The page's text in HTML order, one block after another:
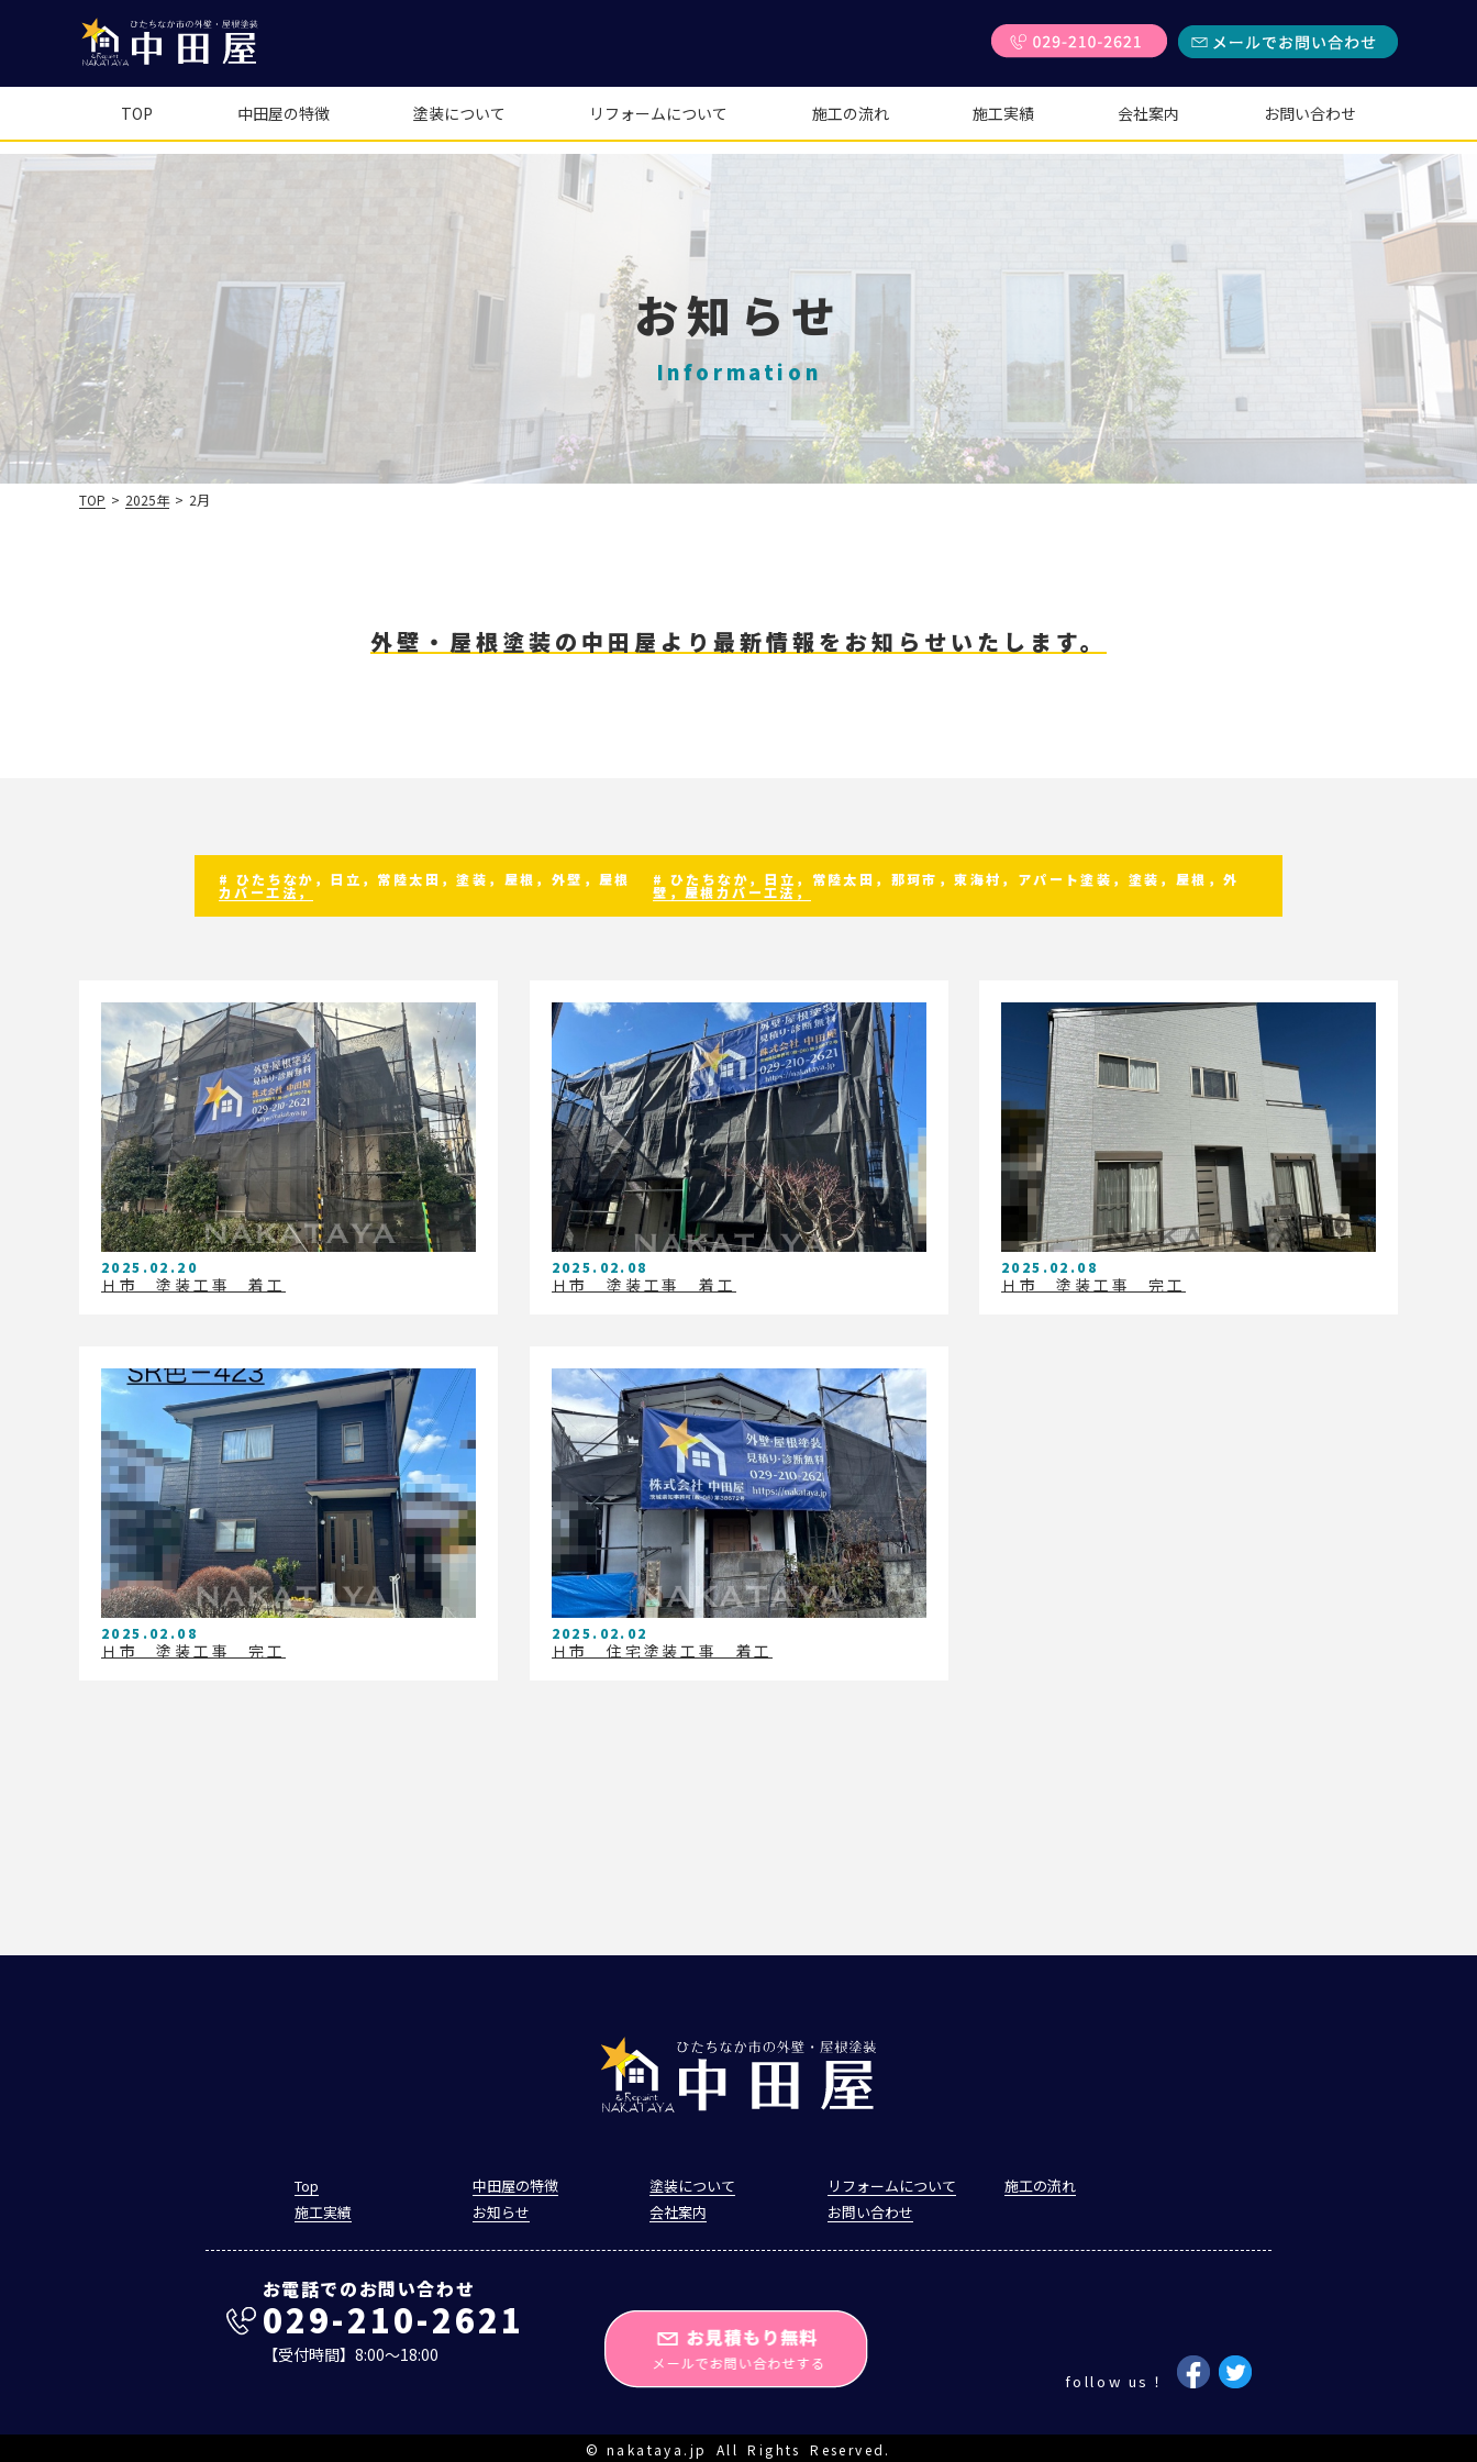
TOP 中田屋の特徴 塗装について リフォームについて 施工の流れ 施工実績 会社案内 お問い合わせ
お知らせ
Information
TOP > 2025年 > 2月
外壁・屋根塗装の中田屋より最新情報をお知らせいたします。
# ひたちなか，日立，常陸太田，塗装，屋根，外壁，屋根
カバー工法，
# ひたちなか，日立，常陸太田，那珂市，東海村，アパート塗装，塗装，屋根，外
壁，屋根カバー工法，
2025.02.20
Ｈ市 塗装工事 着工
2025.02.08
Ｈ市 塗装工事 着工
2025.02.08
Ｈ市 塗装工事 完工
2025.02.08
Ｈ市 塗装工事 完工
2025.02.02
Ｈ市 住宅塗装工事 着工
Top 中田屋の特徴 塗装について リフォームについて
施工の流れ
施工実績
お知らせ 会社案内 お問い合わせ
お電話でのお問い合わせ
029-210-2621
【受付時間】8:00～18:00
follow us！
© nakataya.jp All Rights Reserved.